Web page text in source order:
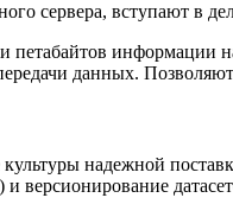
сервера, вступают в
петабайтов информации
данных.
надежной
версионирование